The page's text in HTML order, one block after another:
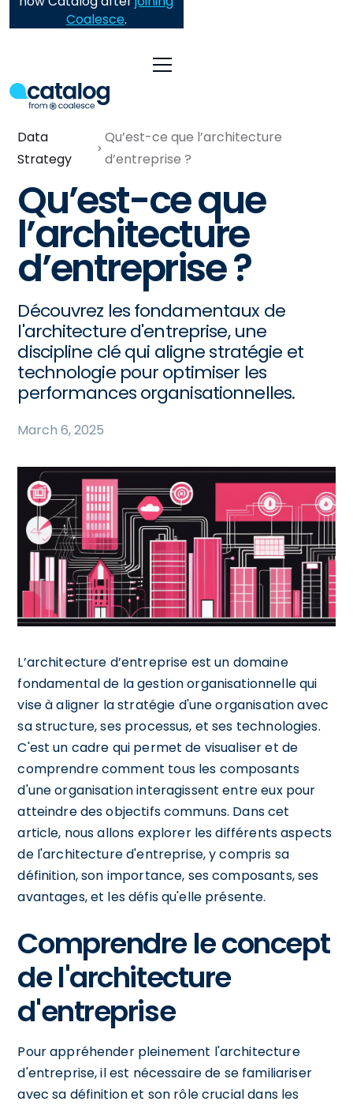
Coalesce.
Data
Strategy
Qu’est-ce que l’architecture
d’entreprise ?
Qu’est-ce que
l’architecture
d’entreprise ?
Découvrez les fondamentaux de
l'architecture d'entreprise, une
discipline clé qui aligne stratégie et
technologie pour optimiser les
performances organisationnelles.
March 6, 2025
L’architecture d’entreprise est un domaine
fondamental de la gestion organisationnelle qui
vise à aligner la stratégie d'une organisation avec
sa structure, ses processus, et ses technologies.
C'est un cadre qui permet de visualiser et de
comprendre comment tous les composants
d'une organisation interagissent entre eux pour
atteindre des objectifs communs. Dans cet
article, nous allons explorer les différents aspects
de l'architecture d'entreprise, y compris sa
définition, son importance, ses composants, ses
avantages, et les défis qu'elle présente.
Comprendre le concept
de l'architecture
d'entreprise
Pour appréhender pleinement l'architecture
d'entreprise, il est nécessaire de se familiariser
avec sa définition et son rôle crucial dans les